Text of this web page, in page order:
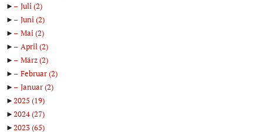
►
Juli(2)
►
Juni(2)
►
Mai(2)
►
April(2)
►
März(2)
►
Februar(2)
►
Januar(2)
►2025 (19)
►2024(27)
►2023(65)